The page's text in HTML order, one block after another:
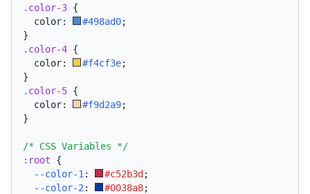
.color-3 {
  color:
#498ad0;
}
.color-4 {
  color:
#f4cf3e;
}
.color-5 {
  color:
#f9d2a9;
}
/* CSS Variables */
:root {
--color-1 : #c52b3d ;
--color-2 : #0038a8;